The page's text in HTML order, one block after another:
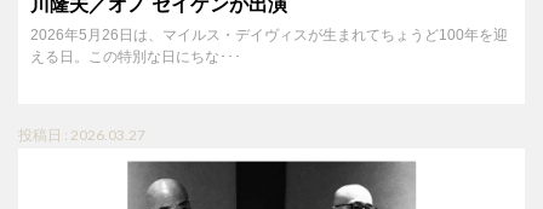
川隆夫／オノ セイゲンが出演
2026年5月26日は、マイルス・デイヴィスが生まれてちょうど100年を迎
える日。この特別な日にちな･･･
投稿日 : 2026.03.27